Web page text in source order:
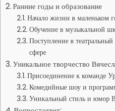
Ранние годы и образование
Начало жизни в маленьком
Обучение в музыкальной
Поступление в
сфере
Уникальное творчество
Присоединение к команде
Комедийные шоу и
Уникальный стиль и юмор